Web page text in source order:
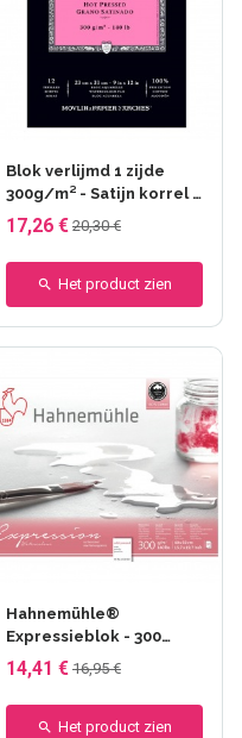
Blok verlijmd 1 zijde
300g/m² - Satijn korrel -
Arches
17,26 € 20,30 €
Het product zien
Hahnemühle®
Expressieblok - 300
gr/m² - Aan 4 zijden
verlijmd - Fijne korrel
14,41 € 16,95 €
Het product zien